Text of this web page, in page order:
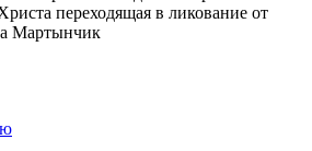
переходящая в ликование от
Мартынчик